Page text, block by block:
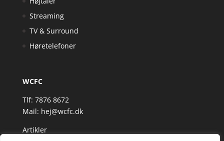
Streaming
TV & Surround
Høretelefoner
WCFC
Tlf: 7876 8672
Mail: hej@wcfc.dk
Artikler